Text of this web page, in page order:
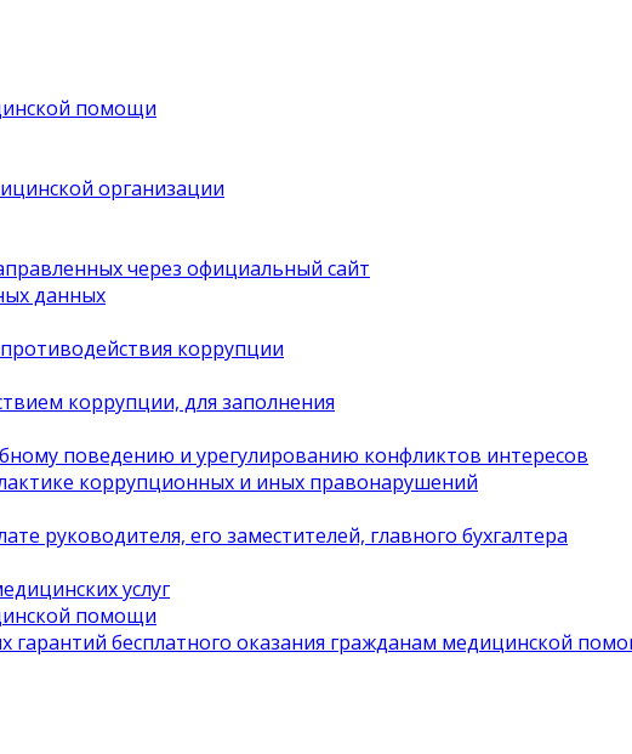
помощи
организации
через официальный сайт
данных
коррупции
коррупции, для заполнения
поведению и урегулированию конфликтов интересов
коррупционных и иных правонарушений
руководителя, его заместителей, главного бухгалтера
услуг
помощи
гарантий бесплатного оказания гражданам медицинской